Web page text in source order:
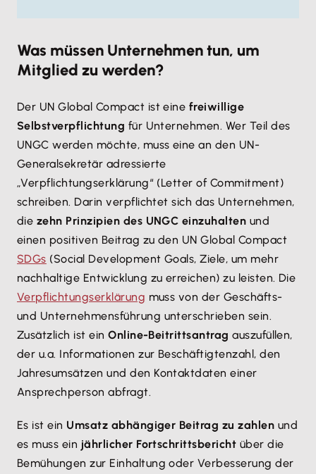
Was müssen Unternehmen tun, um
Mitglied zu werden?
Der UN Global Compact ist eine freiwillige
Selbstverpflichtung für Unternehmen. Wer Teil des
UNGC werden möchte, muss eine an den UN-
Generalsekretär adressierte
„Verpflichtungserklärung“ (Letter of Commitment)
schreiben. Darin verpflichtet sich das Unternehmen,
die zehn Prinzipien des UNGC einzuhalten und
einen positiven Beitrag zu den UN Global Compact
SDGs (Social Development Goals, Ziele, um mehr
nachhaltige Entwicklung zu erreichen) zu leisten. Die
Verpflichtungserklärung muss von der Geschäfts-
und Unternehmensführung unterschrieben sein.
Zusätzlich ist einOnline-Beitrittsantrag auszufüllen,
der u.a. Informationen zur Beschäftigtenzahl, den
Jahresumsätzen und den Kontaktdaten einer
Ansprechperson abfragt.
Es ist ein Umsatz abhängiger Beitrag zu zahlen und
es muss ein jährlicher Fortschrittsbericht über die
Bemühungen zur Einhaltung oder Verbesserung der